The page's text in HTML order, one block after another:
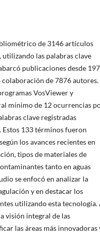
de 3146 artículos
utilizando las palabras clave
publicaciones desde
de 7876 autores.
VosViewer y
mínimo de 12 ocurrencias
clave registradas
Estos 133 términos fueron
los avances recientes en
tipos de materiales de
tanto en aguas
se enfocó en analizar la
y en destacar los
utilizando esta tecnología.
visión integral de las
las áreas más innovadoras